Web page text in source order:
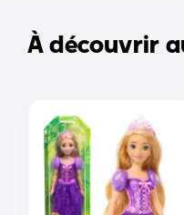
À découvrir